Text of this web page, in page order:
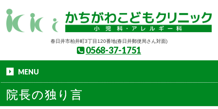
春日井市柏井町3丁目120番地(春日井郵便局さん対面)
0568-37-1751
MENU
院長の独り言